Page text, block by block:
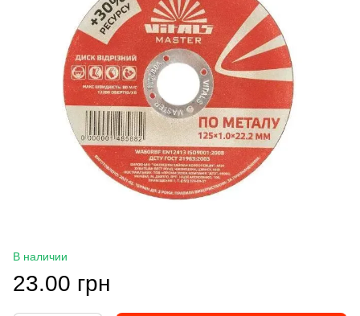
В наличии
23.00 грн